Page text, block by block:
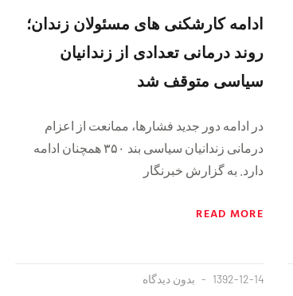
ادامه کارشکنی های مسئولان زندان؛
روند درمانی تعدادی از زندانیان
سیاسی متوقف شد
در ادامه دور جدید فشارها، ممانعت از اعزام
درمانی زندانیان سیاسی بند ۳۵۰ همچنان ادامه
دارد. به گزارش خبرنگار
READ MORE
1392-12-14 بدون دیدگاه